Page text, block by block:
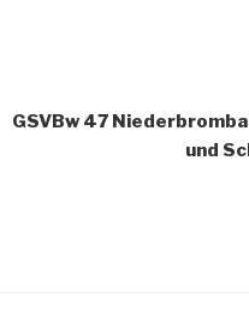
GSVBw 47
und